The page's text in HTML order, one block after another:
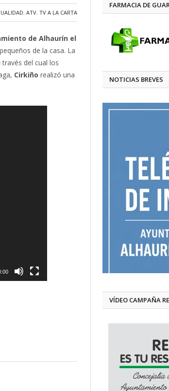
, ATV, TV A LA CARTA
de Alhaurín el
de la casa. La
través del cual los
Cirkiño realizó una
FARMACIA DE
NOTICIAS BREVES
VÍDEO CAMPAÑA